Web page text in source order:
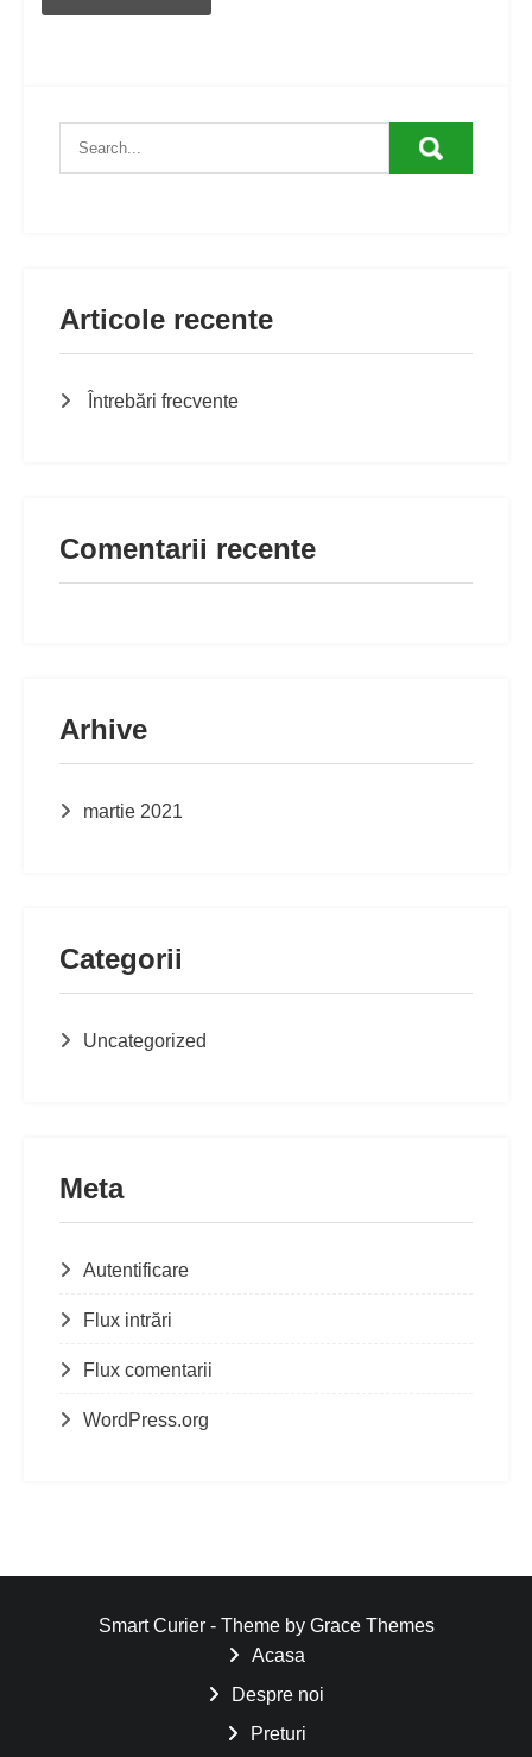
Articole recente
Întrebări frecvente
Comentarii recente
Arhive
martie 2021
Categorii
Uncategorized
Meta
Autentificare
Flux intrări
Flux comentarii
WordPress.org
Smart Curier - Theme by Grace Themes
Acasa
Despre noi
Preturi